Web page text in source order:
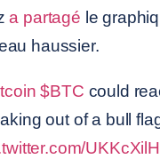
a partagé le
haussier.
$BTC could
out of a bull